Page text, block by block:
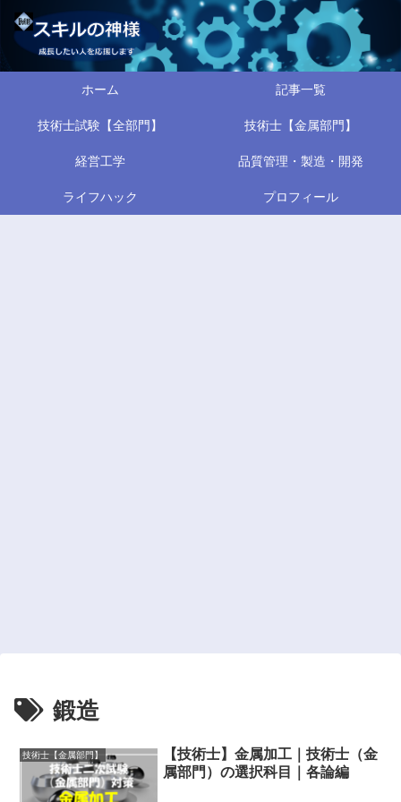
ホーム 記事一覧
技術士試験【全部門】 技術士【金属部門】
経営工学 品質管理・製造・開発
ライフハック プロフィール
鍛造
技術士【金属部門】
【技術士】金属加工｜技術士（金
属部門）の選択科目｜各論編